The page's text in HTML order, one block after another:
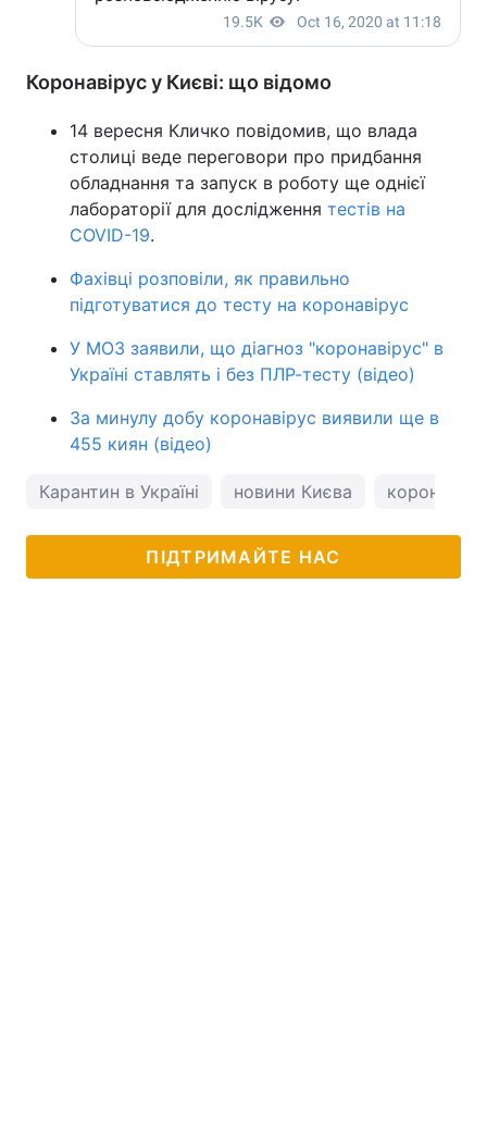
Коронавірус у Києві: що відомо
14 вересня Кличко повідомив, що влада
столиці веде переговори про придбання
обладнання та запуск в роботу ще однієї
лабораторії для дослідження тестів на
COVID-19.
Фахівці розповіли, як правильно
підготуватися до тесту на коронавірус
У МОЗ заявили, що діагноз "коронавірус" в
Україні ставлять і без ПЛР-тесту (відео)
За минулу добу коронавірус виявили ще в
455 киян (відео)
Карантин в Україні новини Києва
ПІДТРИМАЙТЕ НАС